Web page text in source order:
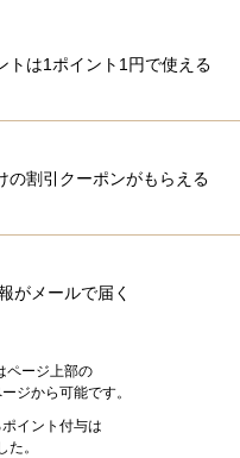
トは1ポイント1円で使える
の割引クーポンがもらえる
がメールで届く
ページ上部の
ジから可能です。
イント付与は
た。